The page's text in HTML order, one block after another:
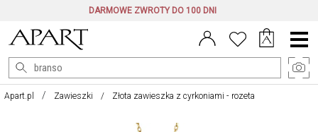
DARMOWE ZWROTY DO 100 DNI
Menu
główne
Apart.pl Zawieszki Złota zawieszka z cyrkoniami - rozeta